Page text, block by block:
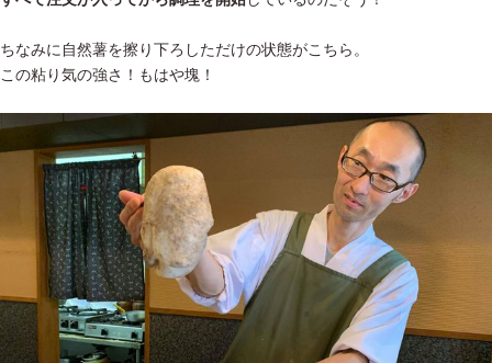
ちなみに自然薯を擦り下ろしただけの状態がこちら。
この粘り気の強さ！もはや塊！